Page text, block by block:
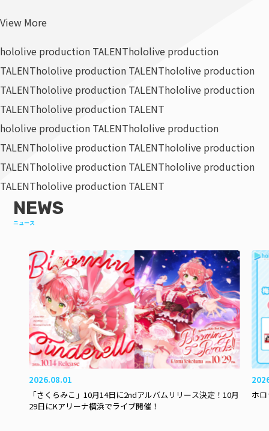
View More
hololive production TALENThololive production
TALENThololive production TALENThololive production
TALENThololive production TALENThololive production
TALENThololive production TALENT
hololive production TALENThololive production
TALENThololive production TALENThololive production
TALENThololive production TALENThololive production
TALENThololive production TALENT
NEWS
ニュース
2026.08.01
「さくらみこ」10月14日に2ndアルバムリリース決定！10月
29日にKアリーナ横浜でライブ開催！
ホ